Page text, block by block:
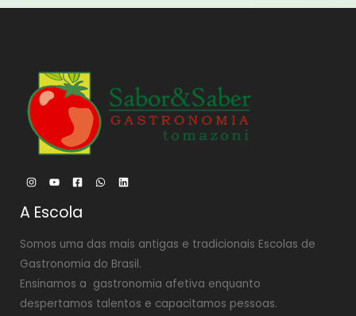
A Escola
Somos uma das mais antigas e tradicionais Escolas de
Gastronomia do Brasil.
Ensinamos a gastronomia afetiva enquanto
despertamos talentos e capacitamos pessoas.